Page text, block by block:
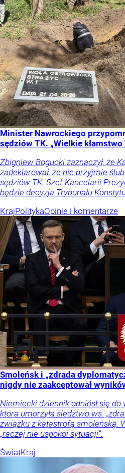
Minister Nawrockiego
sędziów TK. „Wielkie kłamstwo
Zbigniew Bogucki zaznaczył, że
zadeklarował, że nie przyjmie
sędziów TK. Szef Kancelarii
będzie decyzja Trybunału
KrajPolitykaOpinie i komentarze
Smoleńsk i „zdrada
nigdy nie zaakceptował
Niemiecki dziennik odniósł się
która umorzyła śledztwo ws.
związku z katastrofą smoleńską.
„raczej nie uspokoi sytuacji”.
ŚwiatKraj